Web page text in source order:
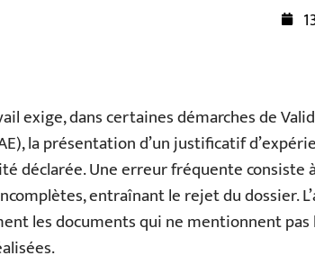
exige, dans certaines démarches de
la présentation d’un justificatif
déclarée. Une erreur fréquente
entraînant le rejet du dossier.
les documents qui ne mentionnent pas